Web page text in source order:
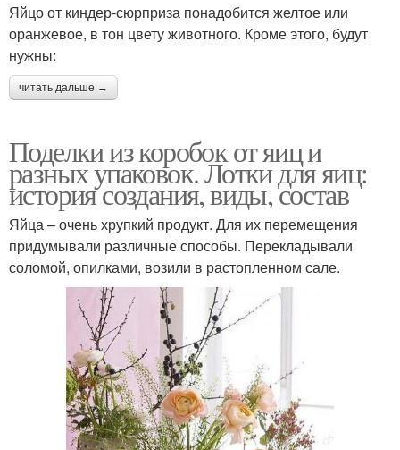
Яйцо от киндер-сюрприза понадобится желтое или
оранжевое, в тон цвету животного. Кроме этого, будут
нужны:
читать дальше →
Поделки из коробок от яиц и
разных упаковок. Лотки для яиц:
история создания, виды, состав
Яйца – очень хрупкий продукт. Для их перемещения
придумывали различные способы. Перекладывали
соломой, опилками, возили в растопленном сале.